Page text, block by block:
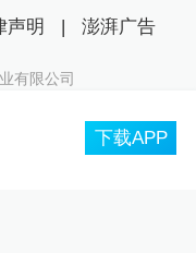
下载APP
声明 | 澎湃广告
有限公司
31120170006
号